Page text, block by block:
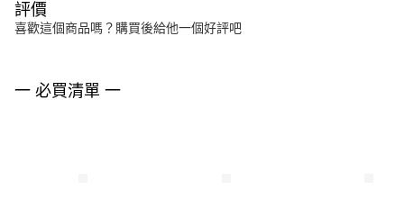
評價
喜歡這個商品嗎？購買後給他一個好評吧
一 必買清單 一